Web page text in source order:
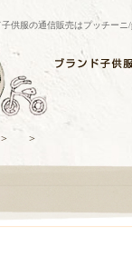
子供服の通信販売はプッチー
> >